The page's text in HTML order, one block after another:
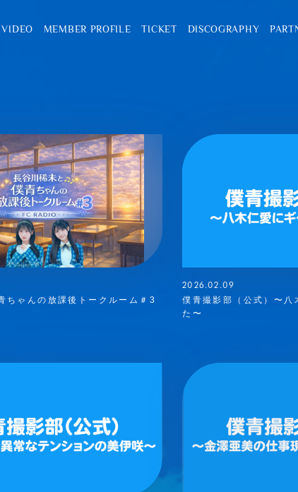
VIDEO MEMBER PROFILE TICKET DISCOGRAPHY
ちゃんの放課後トークルーム＃3
2026.02.09
僕青撮影部（公式）〜八
た〜